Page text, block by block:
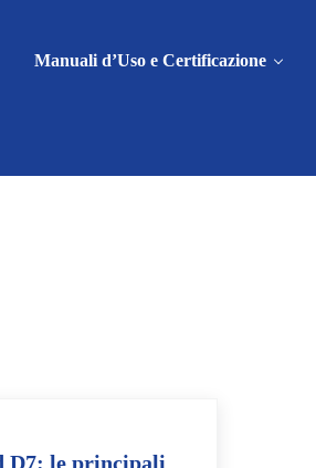
Manuali d’Uso e Certificazione
D7: le principali